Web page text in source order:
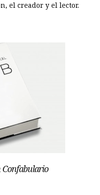
el creador y el lector.
Confabulario